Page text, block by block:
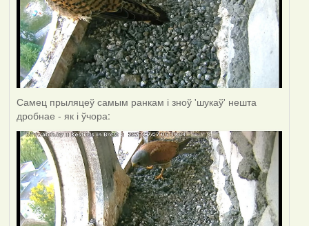
Самец прыляцеў самым ранкам і зноў 'шукаў' нешта
дробнае - як і ўчора: